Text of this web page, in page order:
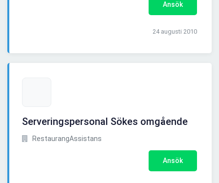
Ansök
24 augusti 2010
Serveringspersonal Sökes omgående
RestaurangAssistans
Ansök